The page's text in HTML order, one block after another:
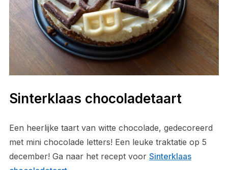
Sinterklaas chocoladetaart
Een heerlijke taart van witte chocolade, gedecoreerd
met mini chocolade letters! Een leuke traktatie op 5
december! Ga naar het recept voor Sinterklaas